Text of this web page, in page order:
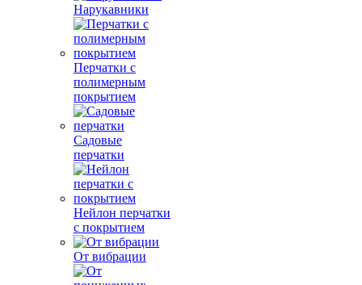
Нарукавники
Перчатки с
полимерным
покрытием
Садовые
перчатки
Нейлон перчатки
с покрытием
От вибрации